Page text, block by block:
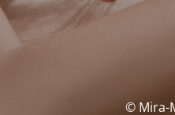
© Mira-